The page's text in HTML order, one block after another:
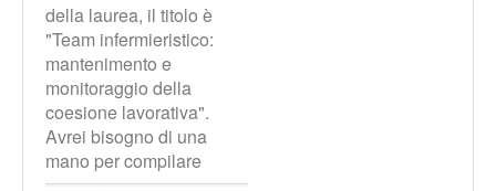
della laurea, il titolo è
"Team infermieristico:
mantenimento e
monitoraggio della
coesione lavorativa".
Avrei bisogno di una
mano per compilare